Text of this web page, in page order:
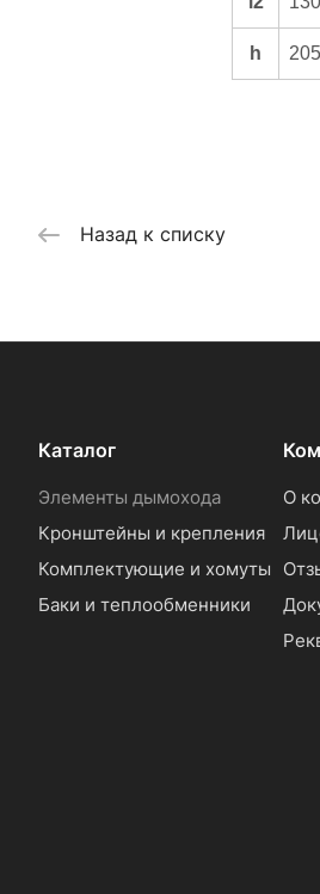
h 205
Назад к списку
Каталог
Элементы дымохода
Кронштейны и крепления
Комплектующие и хомуты
Баки и теплообменники
О